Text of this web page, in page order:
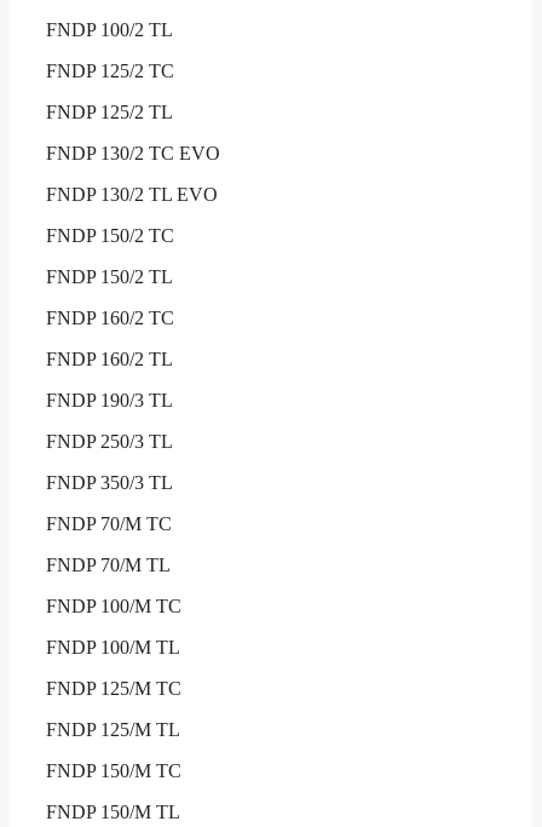
FNDP 100/2 TL
FNDP 125/2 TC
FNDP 125/2 TL
FNDP 130/2 TC EVO
FNDP 130/2 TL EVO
FNDP 150/2 TC
FNDP 150/2 TL
FNDP 160/2 TC
FNDP 160/2 TL
FNDP 190/3 TL
FNDP 250/3 TL
FNDP 350/3 TL
FNDP 70/M TC
FNDP 70/M TL
FNDP 100/M TC
FNDP 100/M TL
FNDP 125/M TC
FNDP 125/M TL
FNDP 150/M TC
FNDP 150/M TL